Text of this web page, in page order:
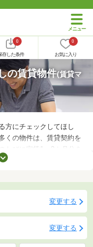
0
存した条件
0
お気に入り
の賃貸物件(賃貸マ
方にチェックしてほし
くの物件は、賃貸契約を
たびに家賃1～2カ月分を
える点がデメリットだと
変更する
変更する